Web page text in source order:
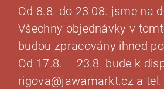
Od 8.8. do 23.08. jsme na
Všechny objednávky v
budou zpracovány ihned
Od 17.8. – 23.8. bude k
rigova@jawamarkt.cz a